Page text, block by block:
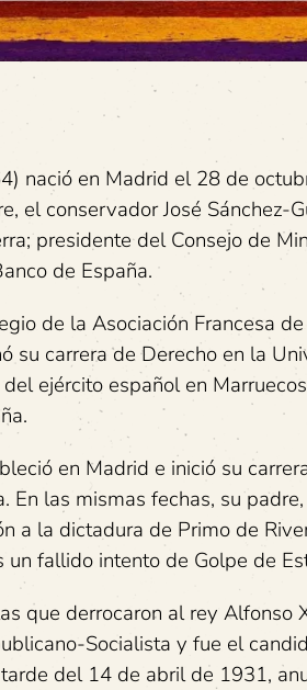
nació en Madrid el 28 de
el conservador José Sánchez-
presidente del Consejo de
de España.
de la Asociación Francesa
su carrera de Derecho en la
ejército español en
en Madrid e inició su
las mismas fechas, su
a la dictadura de Primo de
fallido intento de Golpe de
que derrocaron al rey Alfonso
Socialista y fue el
del 14 de abril de 1931,